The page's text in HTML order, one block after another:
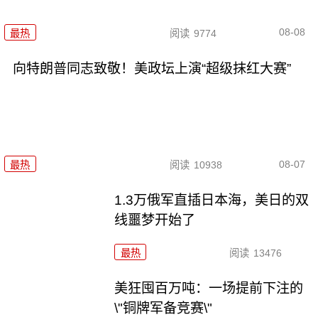
最热 阅读 9774 08-08
向特朗普同志致敬！美政坛上演“超级抹红大赛”
最热 阅读 10938 08-07
1.3万俄军直插日本海，美日的双
线噩梦开始了
最热 阅读 13476
美狂囤百万吨：一场提前下注的
\"铜牌军备竞赛\"